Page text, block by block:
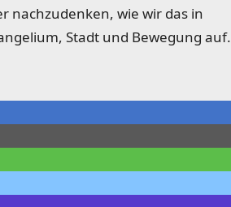
nachzudenken, wie wir das in
Stadt und Bewegung auf.